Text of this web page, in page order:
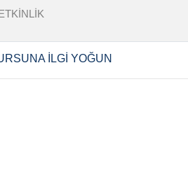
İLGİ YOĞUN